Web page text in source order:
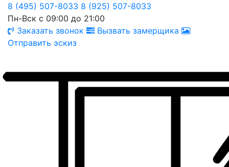
8 (495) 507-8033 8 (925) 507-8033
Пн-Вск с 09:00 до 21:00
Заказать звонок
Вызвать замерщика
Отправить эскиз